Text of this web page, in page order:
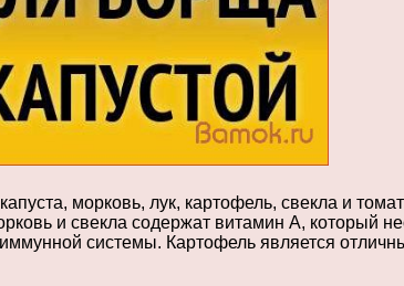
морковь, лук, картофель, свекла и
и свекла содержат витамин А, который
системы. Картофель является